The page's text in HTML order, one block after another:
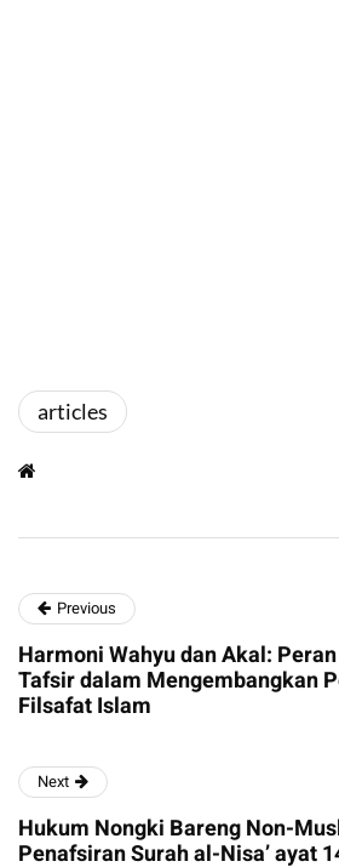
articles
Previous
Harmoni Wahyu dan Akal:
Tafsir dalam Mengembangkan
Filsafat Islam
Next
Hukum Nongki Bareng Non-
Penafsiran Surah al-Nisa’ ayat